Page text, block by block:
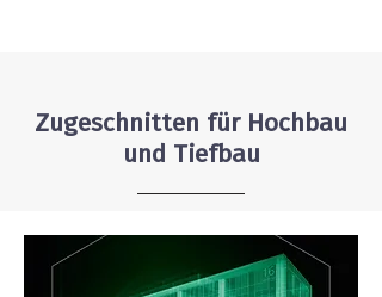
Zugeschnitten für Hochbau
und Tiefbau